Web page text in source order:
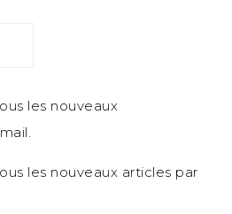
les nouveaux
les nouveaux articles par